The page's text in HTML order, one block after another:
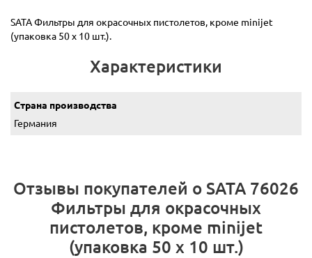
SATA Фильтры для окрасочных пистолетов, кроме minijet
(упаковка 50 x 10 шт.).
Характеристики
Страна производства
Германия
Отзывы покупателей о SATA 76026
Фильтры для окрасочных
пистолетов, кроме minijet
(упаковка 50 x 10 шт.)